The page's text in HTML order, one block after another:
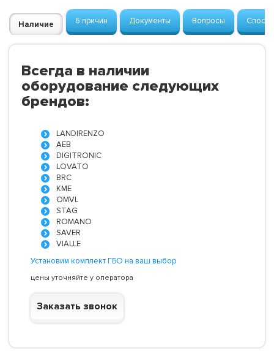
Наличие 6 причин Документы Вопросы
Всегда в наличии
оборудование следующих
брендов:
LANDIRENZO
AEB
DIGITRONIC
LOVATO
BRC
KME
OMVL
STAG
ROMANO
SAVER
VIALLE
Установим комплект ГБО на ваш выбор
цены уточняйте у оператора
Заказать звонок